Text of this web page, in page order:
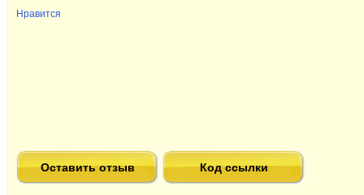
Нравится
Оставить отзыв Код ссылки